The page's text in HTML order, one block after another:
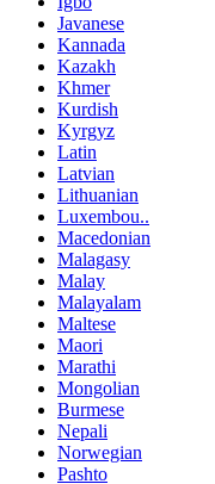
Javanese
Kannada
Kazakh
Khmer
Kurdish
Kyrgyz
Latin
Latvian
Lithuanian
Luxembou..
Macedonian
Malagasy
Malay
Malayalam
Maltese
Maori
Marathi
Mongolian
Burmese
Nepali
Norwegian
Pashto